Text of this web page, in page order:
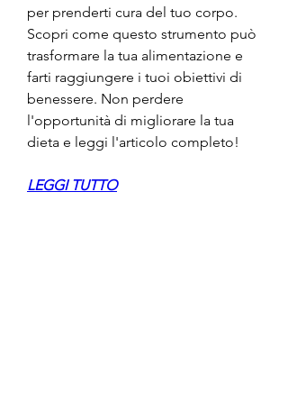
per prenderti cura del tuo corpo.
Scopri come questo strumento può
trasformare la tua alimentazione e
farti raggiungere i tuoi obiettivi di
benessere. Non perdere
l'opportunità di migliorare la tua
dieta e leggi l'articolo completo!
LEGGI TUTTO